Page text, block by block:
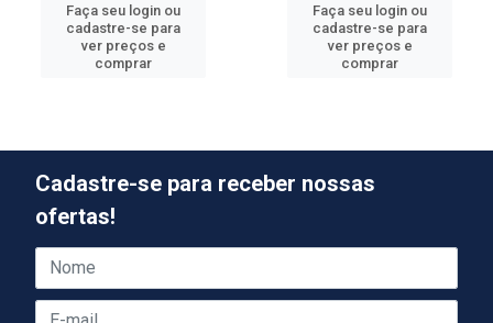
Faça seu login ou
cadastre-se para
ver preços e
comprar
Faça seu login ou
cadastre-se para
ver preços e
comprar
Cadastre-se para receber nossas
ofertas!